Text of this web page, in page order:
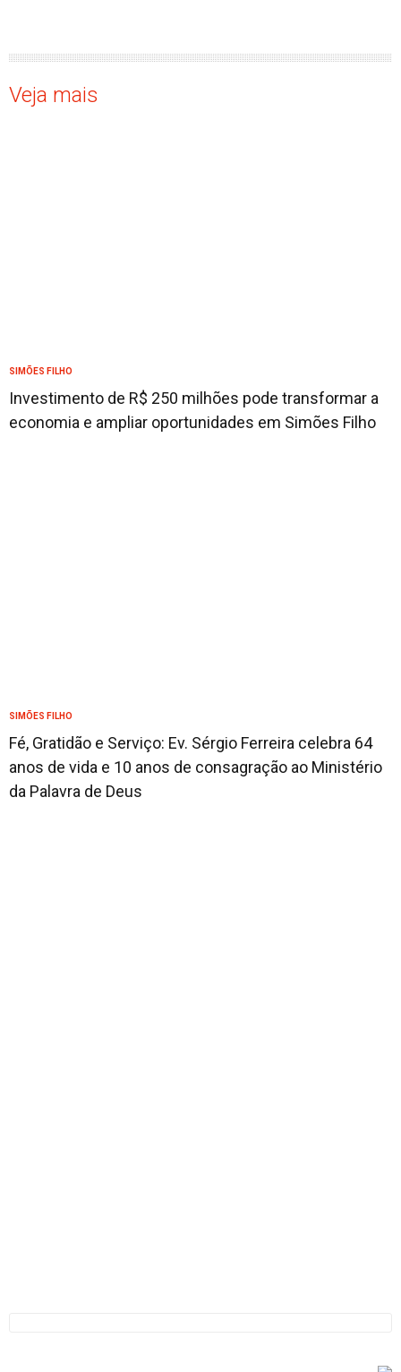
Veja mais
SIMÕES FILHO
Investimento de R$ 250 milhões pode transformar a
economia e ampliar oportunidades em Simões Filho
SIMÕES FILHO
Fé, Gratidão e Serviço: Ev. Sérgio Ferreira celebra 64
anos de vida e 10 anos de consagração ao Ministério
da Palavra de Deus